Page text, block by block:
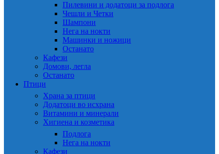
Пилевини и додатоци за подлога
Чешли и Четки
Шампони
Нега на нокти
Машинки и ножици
Останато
Кафези
Домови, легла
Останато
Птици
Храна за птици
Додатоци во исхрана
Витамини и минерали
Хигиена и козметика
Подлога
Нега на нокти
Кафези